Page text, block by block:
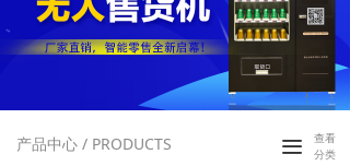
关于我们
产品中心 / PRODUCTS 끀
查看
分类